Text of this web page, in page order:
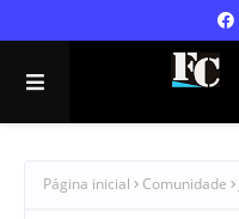
Página inicial Comunidade